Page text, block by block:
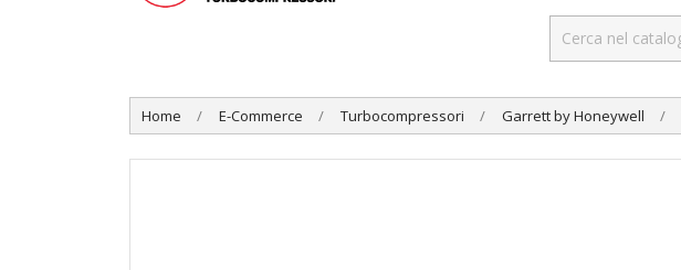
Home E-Commerce Turbocompressori Garrett by Honeywell